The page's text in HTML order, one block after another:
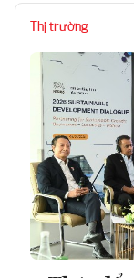
Thị trường